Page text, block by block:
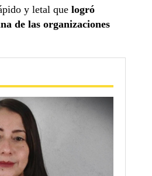
y letal que logró
de las organizaciones